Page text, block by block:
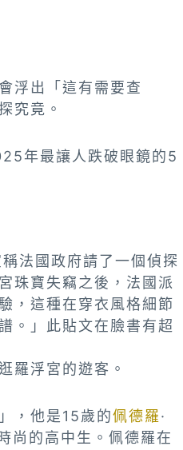
浮出「這有需要查
究竟。
年最讓人跌破眼鏡的5
法國政府請了一個偵探
珠寶失竊之後，法國派
，這種在穿衣風格細節
。」此貼文在臉書有超
羅浮宮的遊客。
，他是15歲的佩德羅·
的高中生。佩德羅在